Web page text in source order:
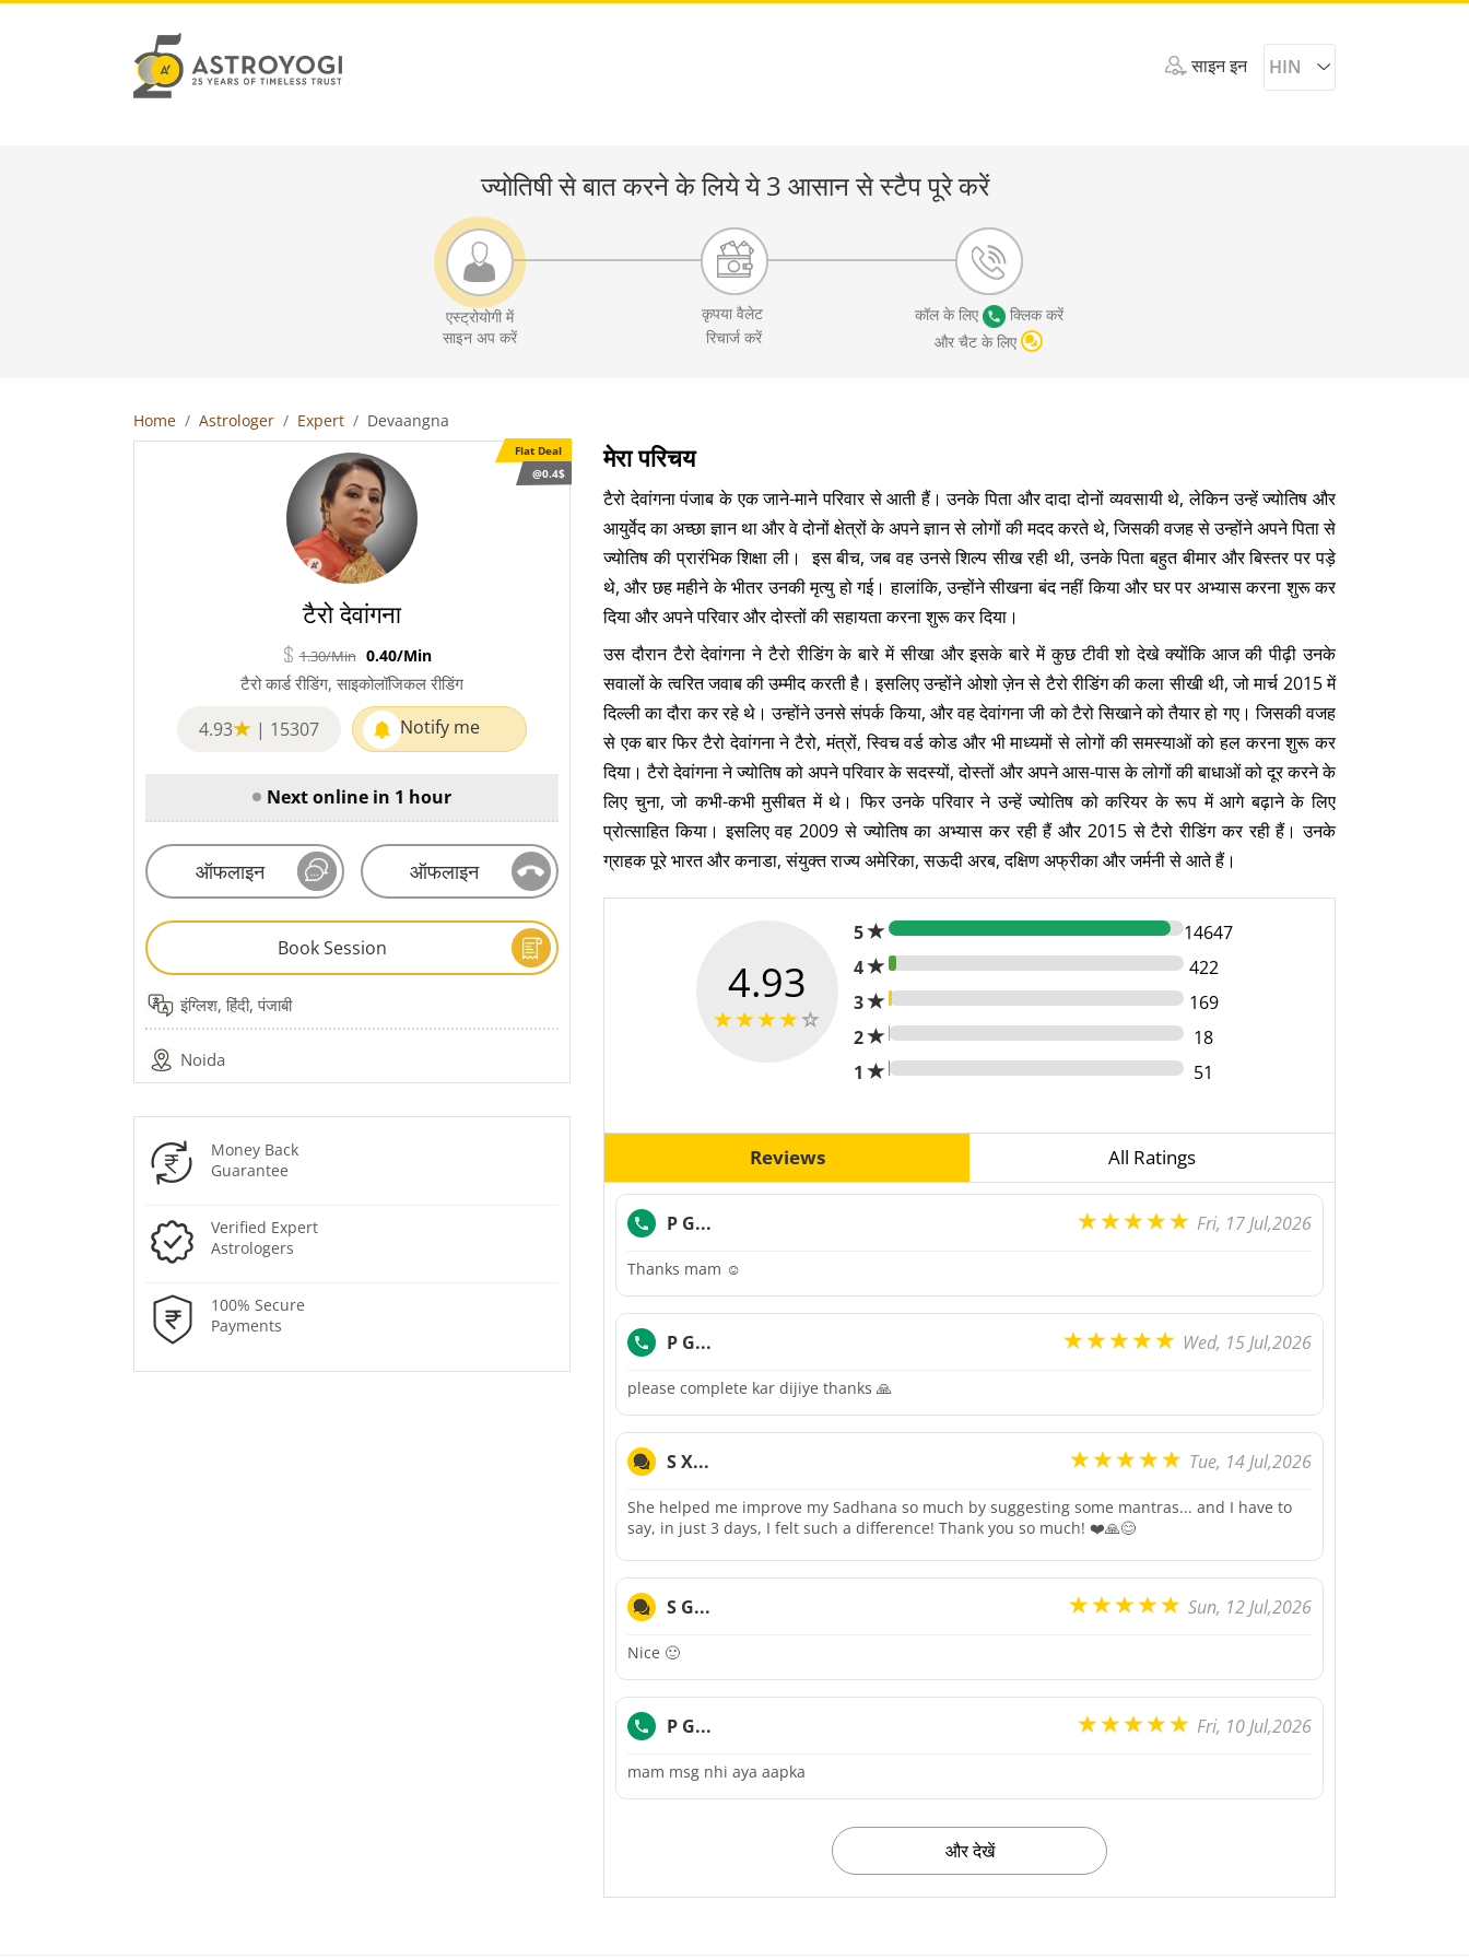
साइन इन HIN
ज्योतिषी से बात करने के लिये ये 3 आसान से स्टैप पूरे करें
एस्ट्रोयोगी में
साइन अप करें
कृपया वैलेट
रिचार्ज करें
कॉल के लिए
क्लिक करें
और चैट के लिए
Home Astrologer Expert Devaangna
Flat Deal
@0.4$
टैरो देवांगना
1.30/Min 0.40/Min
टैरो कार्ड रीडिंग, साइकोलॉजिकल रीडिंग
4.93 | 15307 Notify me
Next online in 1 hour
ऑफलाइन ऑफलाइन
Book Session
इंग्लिश, हिंदी, पंजाबी
Noida
Money Back
Guarantee
Verified Expert
Astrologers
100% Secure
Payments
मेरा परिचय
टैरो देवांगना पंजाब के एक जाने-माने परिवार से आती हैं। उनके पिता और दादा दोनों व्यवसायी थे, लेकिन उन्हें ज्योतिष और
आयुर्वेद का अच्छा ज्ञान था और वे दोनों क्षेत्रों के अपने ज्ञान से लोगों की मदद करते थे, जिसकी वजह से उन्होंने अपने पिता से
ज्योतिष की प्रारंभिक शिक्षा ली। इस बीच, जब वह उनसे शिल्प सीख रही थी, उनके पिता बहुत बीमार और बिस्तर पर पड़े
थे, और छह महीने के भीतर उनकी मृत्यु हो गई। हालांकि, उन्होंने सीखना बंद नहीं किया और घर पर अभ्यास करना शुरू कर
दिया और अपने परिवार और दोस्तों की सहायता करना शुरू कर दिया।
उस दौरान टैरो देवांगना ने टैरो रीडिंग के बारे में सीखा और इसके बारे में कुछ टीवी शो देखे क्योंकि आज की पीढ़ी उनके
सवालों के त्वरित जवाब की उम्मीद करती है। इसलिए उन्होंने ओशो ज़ेन से टैरो रीडिंग की कला सीखी थी, जो मार्च 2015 में
दिल्ली का दौरा कर रहे थे। उन्होंने उनसे संपर्क किया, और वह देवांगना जी को टैरो सिखाने को तैयार हो गए। जिसकी वजह
से एक बार फिर टैरो देवांगना ने टैरो, मंत्रों, स्विच वर्ड कोड और भी माध्यमों से लोगों की समस्याओं को हल करना शुरू कर
दिया। टैरो देवांगना ने ज्योतिष को अपने परिवार के सदस्यों, दोस्तों और अपने आस-पास के लोगों की बाधाओं को दूर करने के
लिए चुना, जो कभी-कभी मुसीबत में थे। फिर उनके परिवार ने उन्हें ज्योतिष को करियर के रूप में आगे बढ़ाने के लिए
प्रोत्साहित किया। इसलिए वह 2009 से ज्योतिष का अभ्यास कर रही हैं और 2015 से टैरो रीडिंग कर रही हैं। उनके
ग्राहक पूरे भारत और कनाडा, संयुक्त राज्य अमेरिका, सऊदी अरब, दक्षिण अफ्रीका और जर्मनी से आते हैं।
4.93
5
14647
4
422
3
169
2
18
1
51
Reviews All Ratings
P G... Fri, 17 Jul,2026
Thanks mam ☺️
P G... Wed, 15 Jul,2026
please complete kar dijiye thanks 🙏
S X... Tue, 14 Jul,2026
She helped me improve my Sadhana so much by suggesting some mantras... and I have to
say, in just 3 days, I felt such a difference! Thank you so much! ❤️🙏😊
S G... Sun, 12 Jul,2026
Nice 🙂
P G... Fri, 10 Jul,2026
mam msg nhi aya aapka
और देखें